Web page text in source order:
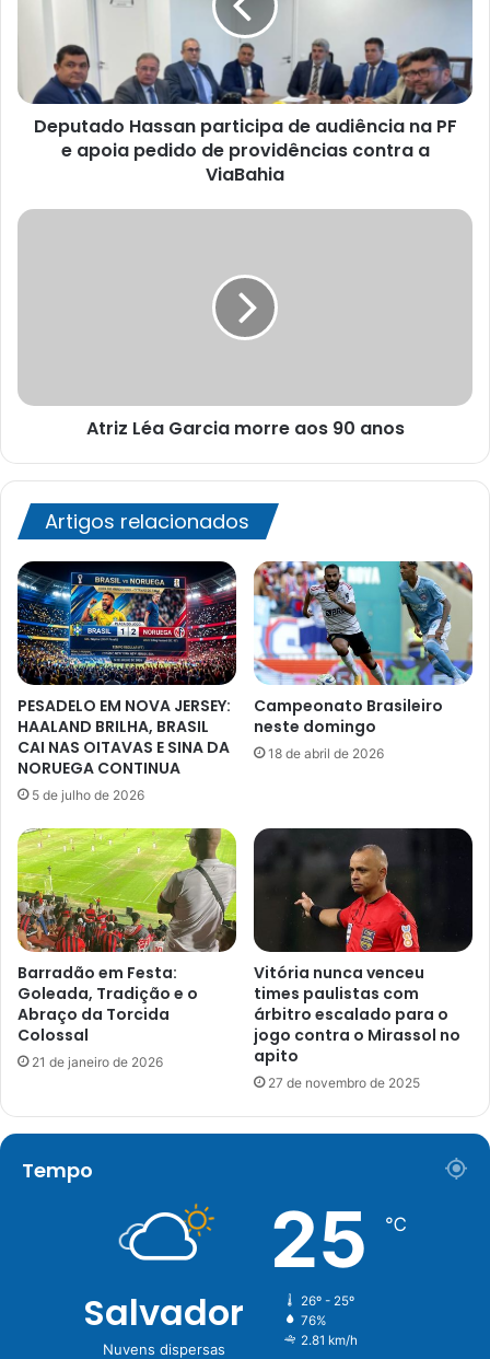
apoia
pedido
a
Deputado Hassan participa de audiência na PF
e apoia pedido de providências contra a
ViaBahia
Atriz
Atriz Léa Garcia morre aos 90 anos
Artigos relacionados
PESADELO EM NOVA JERSEY:
HAALAND BRILHA, BRASIL
CAI NAS OITAVAS E SINA DA
NORUEGA CONTINUA
5 de julho de 2026
Campeonato Brasileiro
neste domingo
18 de abril de 2026
Barradão em Festa:
Goleada, Tradição e o
Abraço da Torcida
Colossal
21 de janeiro de 2026
Vitória nunca venceu
times paulistas com
árbitro escalado para o
jogo contra o Mirassol no
apito
27 de novembro de 2025
Tempo
Salvador
Nuvens dispersas
25 ℃
26º - 25º
76%
2.81 km/h